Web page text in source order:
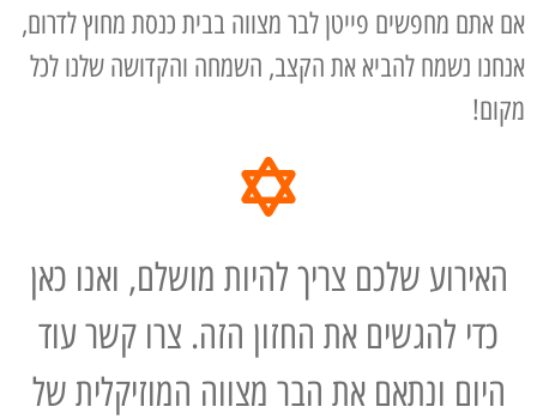
אם אתם מחפשים פייטן לבר מצווה בבית כנסת מחוץ לדרום,
אנחנו נשמח להביא את הקצב, השמחה והקדושה שלנו לכל
מקום!
האירוע שלכם צריך להיות מושלם, ואנו כאן
כדי להגשים את החזון הזה. צרו קשר עוד
היום ונתאם את הבר מצווה המוזיקלית של